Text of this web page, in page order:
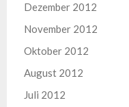
Dezember 2012
November 2012
Oktober 2012
August 2012
Juli 2012